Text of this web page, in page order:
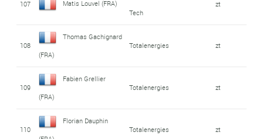
107 Matis Louvel (FRA)
Tech
zt
108
Thomas Gachignard
(FRA)
Totalenergies zt
109
Fabien Grellier
(FRA)
Totalenergies zt
110
Florian Dauphin
Totalenergies zt